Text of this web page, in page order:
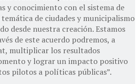
y conocimiento con el sistema de
de ciudades y municipalismo
desde nuestra creación. Estamos
de este acuerdo podremos, a
multiplicar los resultados
y lograr un impacto positivo
pilotos a políticas públicas”.